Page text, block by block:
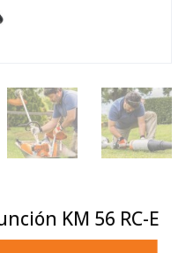
KM 56 RC-E